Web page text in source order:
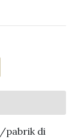
pabrik di